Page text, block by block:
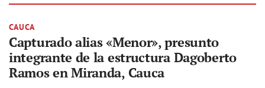
CAUCA
Capturado alias «Menor», presunto
integrante de la estructura Dagoberto
Ramos en Miranda, Cauca